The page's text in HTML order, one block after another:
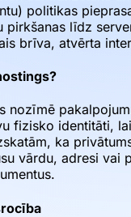
politikas
pirkšanas līdz
brīva, atvērta
nozīmē
fizisko identitāti,
ka
vārdu, adresi vai